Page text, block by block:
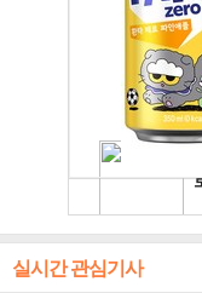
실시간 관심기사